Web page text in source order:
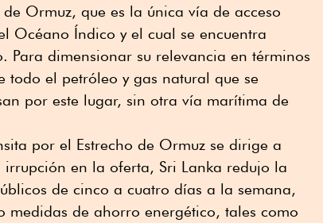
Ormuz, que es la única vía de acceso
Océano Índico y el cual se encuentra
Para dimensionar su relevancia en términos
todo el petróleo y gas natural que se
por este lugar, sin otra vía marítima de
por el Estrecho de Ormuz se dirige a
irrupción en la oferta, Sri Lanka redujo la
de cinco a cuatro días a la semana,
medidas de ahorro energético, tales como